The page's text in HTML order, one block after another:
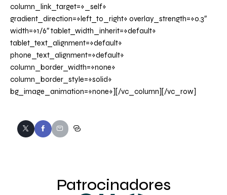
column_link_target=»_self»
gradient_direction=»left_to_right» overlay_strength=»0.3″
width=»1/6″ tablet_width_inherit=»default»
tablet_text_alignment=»default»
phone_text_alignment=»default»
column_border_width=»none»
column_border_style=»solid»
bg_image_animation=»none»][/vc_column][/vc_row]
Patrocinadores